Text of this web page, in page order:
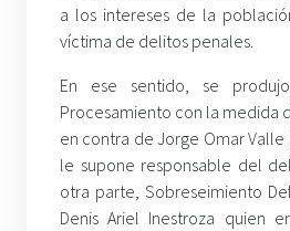
a los intereses de la
víctima de delitos penales.
En ese sentido, se
Procesamiento con la medida
en contra de Jorge Omar Valle
le supone responsable del
otra parte, Sobreseimiento
Denis Ariel Inestroza quien